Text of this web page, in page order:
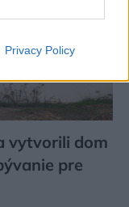
Privacy Policy
vytvorili dom
pre